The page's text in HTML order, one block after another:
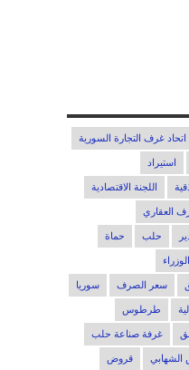
اتحاد غرف التجارة السورية
استيراد
اللجنة الاقتصادية
العقاري
حلب حماة
سعر الصرف سوريا
طرطوس
غرفة صناعة حلب
الشهابي قروض